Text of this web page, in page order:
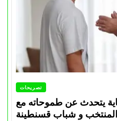
تصريحات
يتحدث عن طموحاته مع
المنتخب و شباب قسنطينة